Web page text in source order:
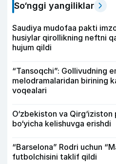
So‘nggi yangiliklar
Saudiya mudofaa pakti
husiylar qirollikning neftni
hujum qildi
“Tansoqchi”: Gollivudning
melodramalaridan birining
voqealari
O‘zbekiston va Qirg‘iziston
bo‘yicha kelishuvga erishdi
“Barselona” Rodri uchun
futbolchisini taklif qildi